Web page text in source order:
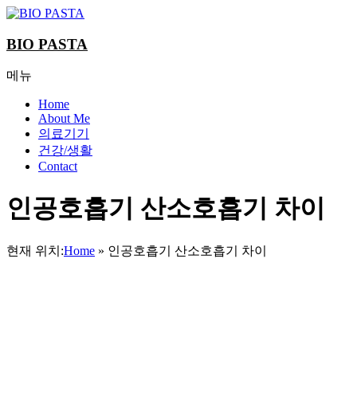
Skip
content
BIO PASTA
메뉴
Home
About Me
의료기기
건강/생활
Contact
인공호흡기 산소호흡기 차이
현재 위치:Home » 인공호흡기 산소호흡기 차이